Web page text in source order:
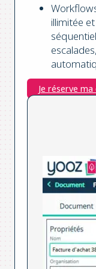
illimitée
Je réserve